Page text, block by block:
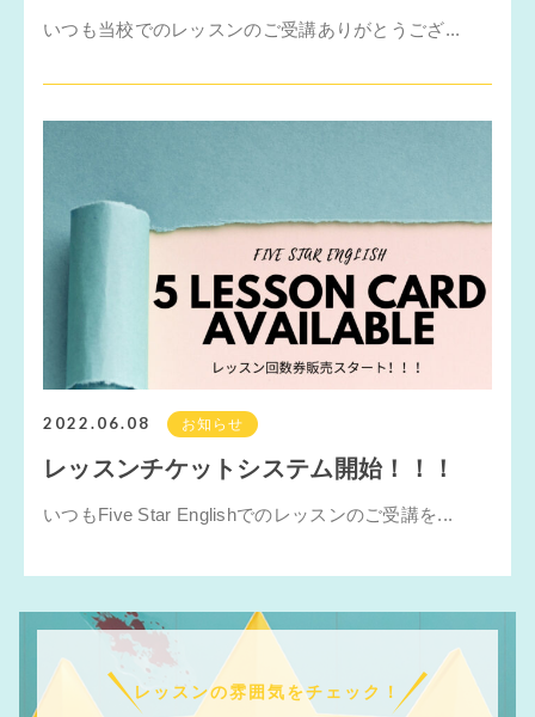
いつも当校でのレッスンのご受講ありがとうござ...
2022.06.08 お知らせ
レッスンチケットシステム開始！！！
いつもFive Star Englishでのレッスンのご受講を...
レッスンの雰囲気をチェック！